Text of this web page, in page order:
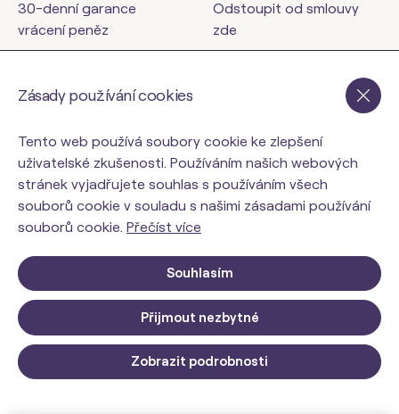
30-denní garance
vrácení peněz
Odstoupit od smlouvy
zde
orinbody.cz
© 2026 ORIN Slovakia, s.r.o.. Všechna práva vyhrazena.
Upravit nastavení Cookies
Web design: MARLOW DESIGN
Zásady používání cookies
Tento web používá soubory cookie ke zlepšení
uživatelské zkušenosti. Používáním našich webových
stránek vyjadřujete souhlas s používáním všech
souborů cookie v souladu s našimi zásadami používání
souborů cookie. Přečíst více
Souhlasím
Přijmout nezbytné
Zobrazit podrobnosti